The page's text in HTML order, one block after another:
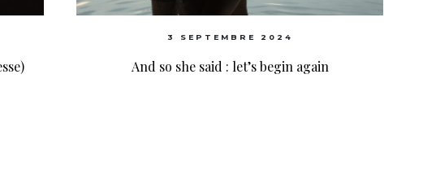
3 SEPTEMBRE 2024
And so she said : let’s begin again